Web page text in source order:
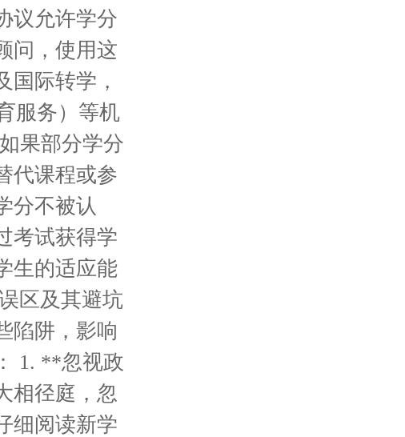
议允许学分
问，使用这
国际转学，
服务）等机
果部分学分
代课程或参
分不被认
考试获得学
生的适应能
区及其避坑
陷阱，影响
1. **忽视政
相径庭，忽
细阅读新学